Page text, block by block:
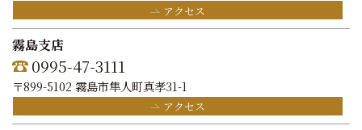
アクセス
霧島支店
0995-47-3111
〒899-5102 霧島市隼人町真孝31-1
アクセス